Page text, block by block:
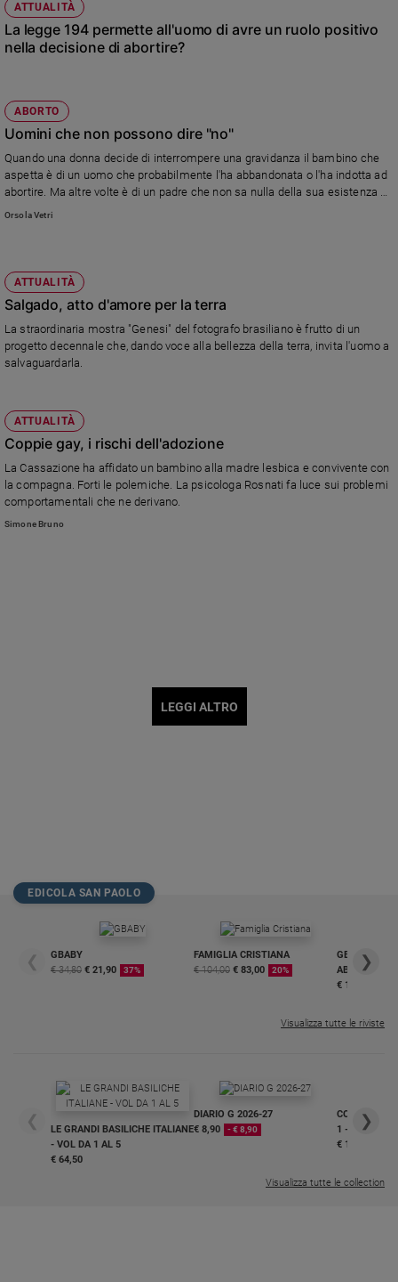
ATTUALITÀ
La legge 194 permette all'uomo di avre un ruolo positivo
nella decisione di abortire?
ABORTO
Uomini che non possono dire "no"
Quando una donna decide di interrompere una gravidanza il bambino che
aspetta è di un uomo che probabilmente l'ha abbandonata o l'ha indotta ad
abortire. Ma altre volte è di un padre che non sa nulla della sua esistenza o,
peggio, ne è a conoscenza ma, per legge, non può esprimere la sua
Orsola Vetri
ATTUALITÀ
Salgado, atto d'amore per la terra
La straordinaria mostra "Genesi" del fotografo brasiliano è frutto di un
progetto decennale che, dando voce alla bellezza della terra, invita l'uomo a
salvaguardarla.
ATTUALITÀ
Coppie gay, i rischi dell'adozione
La Cassazione ha affidato un bambino alla madre lesbica e convivente con
la compagna. Forti le polemiche. La psicologa Rosnati fa luce sui problemi
comportamentali che ne derivano.
Simone Bruno
LEGGI ALTRO
EDICOLA SAN PAOLO
❮
GBABY
€ 34,80 € 21,90 37%
FAMIGLIA CRISTIANA
€ 104,00 € 83,00 20%
GBABY
€ 16,99
❯
Visualizza tutte le riviste
❮
LE GRANDI BASILICHE ITALIANE
- VOL DA 1 AL 5
€ 64,50
DIARIO G 2026-27
€ 8,90
- € 8,90
COLLANA
1 - 2
€ 18,50
❯
Visualizza tutte le collection